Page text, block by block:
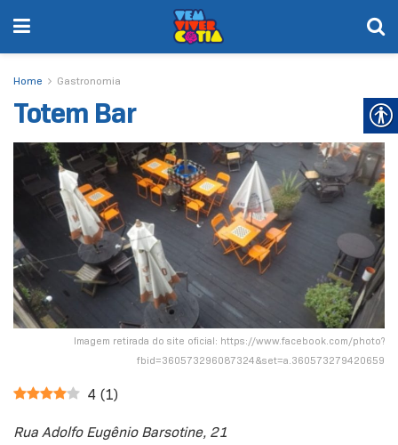
Home Gastronomia
Totem Bar
Imagem retirada do site oficial: https://www.facebook.com/photo?
fbid=360573296087324&set=a.360573279420659
4 (1)
Rua Adolfo Eugênio Barsotine, 21